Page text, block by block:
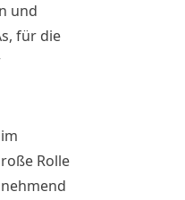
und
für die
Rolle